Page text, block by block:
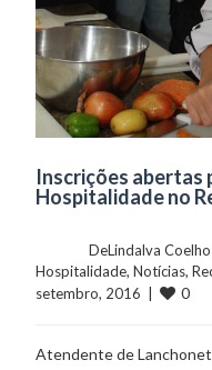
Inscrições abertas
Hospitalidade no
DeLindalva
Hospitalidade, Notícias,
setembro, 2016  |
0
Atendente de